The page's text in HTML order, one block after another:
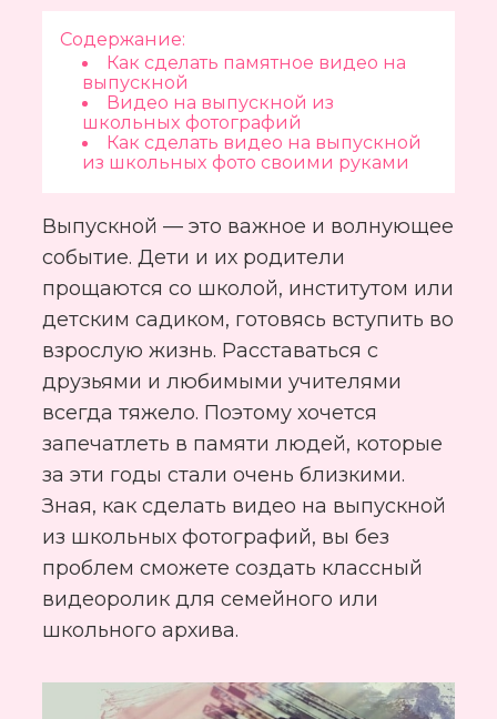
Содержание:
Как сделать памятное видео на
выпускной
Видео на выпускной из
школьных фотографий
Как сделать видео на выпускной
из школьных фото своими руками
Выпускной — это важное и волнующее
событие. Дети и их родители
прощаются со школой, институтом или
детским садиком, готовясь вступить во
взрослую жизнь. Расставаться с
друзьями и любимыми учителями
всегда тяжело. Поэтому хочется
запечатлеть в памяти людей, которые
за эти годы стали очень близкими.
Зная, как сделать видео на выпускной
из школьных фотографий, вы без
проблем сможете создать классный
видеоролик для семейного или
школьного архива.